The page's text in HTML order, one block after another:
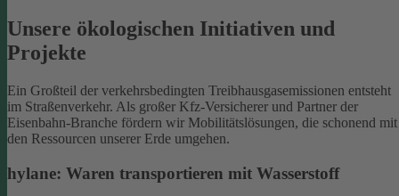
Unsere ökologischen Initiativen und
Projekte
Ein Großteil der verkehrsbedingten Treibhausgasemissionen entsteht
im Straßenverkehr. Als großer Kfz-Versicherer und Partner der
Eisenbahn-Branche fördern wir Mobilitätslösungen, die schonend mit
den Ressourcen unserer Erde umgehen.
hylane: Waren transportieren mit Wasserstoff